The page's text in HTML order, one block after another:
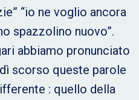
“io ne voglio ancora
spazzolino nuovo”.
abbiamo pronunciato
scorso queste parole
: quello della